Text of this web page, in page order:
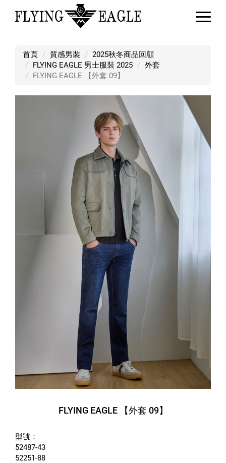
首頁 質感男裝
2025秋冬商品回顧
FLYING EAGLE 男士服裝 2025
外套
FLYING EAGLE 【外套 09】
FLYING EAGLE 【外套 09】
型號：
52487-43
52251-88